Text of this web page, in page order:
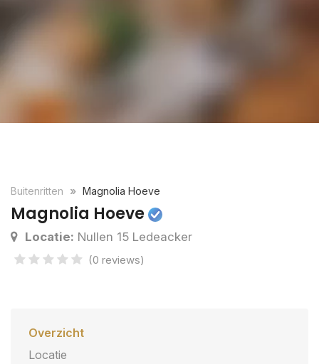
Buitenritten Magnolia Hoeve
Magnolia Hoeve
Locatie: Nullen 15 Ledeacker
(0 reviews)
Overzicht
Locatie